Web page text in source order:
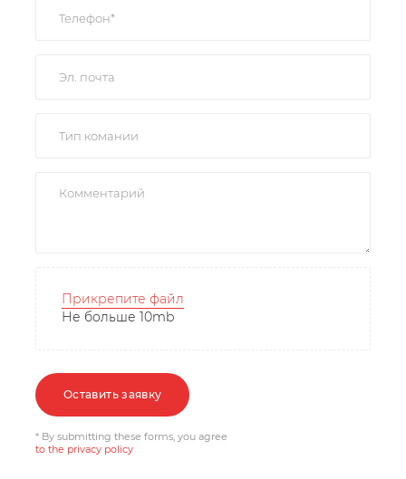
Прикрепите файл
Не больше 10mb
Оставить заявку
* By submitting these forms, you agree
to the privacy policy